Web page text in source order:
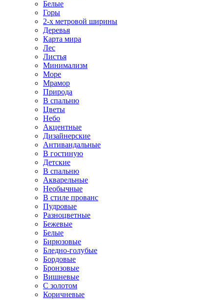
Белые
Горы
2-х метровой ширины
Деревья
Карта мира
Лес
Листья
Минимализм
Море
Мрамор
Природа
В спальню
Цветы
Небо
Акцентные
Дизайнерские
Антивандальные
В гостиную
Детские
В спальню
Акварельные
Необычные
В стиле прованс
Пудровые
Разноцветные
Бежевые
Белые
Бирюзовые
Бледно-голубые
Бордовые
Бронзовые
Вишневые
С золотом
Коричневые